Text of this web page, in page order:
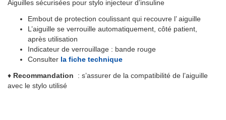
Aiguilles sécurisées pour stylo injecteur d’insuline
Embout de protection coulissant qui recouvre l’ aiguille
L’aiguille se verrouille automatiquement, côté patient,
après utilisation
Indicateur de verrouillage : bande rouge
Consulter la fiche technique
♦ Recommandation
: s’assurer de la compatibilité de l’aiguille
avec le stylo utilisé